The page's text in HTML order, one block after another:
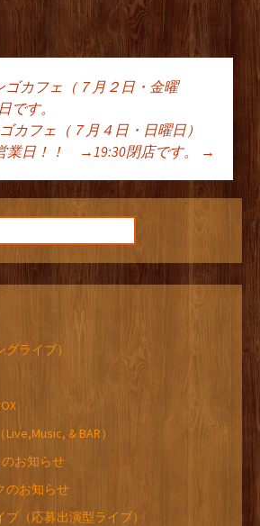
ビゲーショ
ゴカフェ（７月２日・金曜
です。
カフェ（７月４日・日曜日）
業日！！ →19:30閉店です。
→
ライブ）
& BAR）
のお知らせ
のお知らせ
（応募出演型ライブ）